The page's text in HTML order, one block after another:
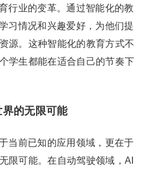
行业的变革。通过智能化的教
习情况和兴趣爱好，为他们提
源。这种智能化的教育方式不
学生都能在适合自己的节奏下
的无限可能
当前已知的应用领域，更在于
限可能。在自动驾驶领域，AI